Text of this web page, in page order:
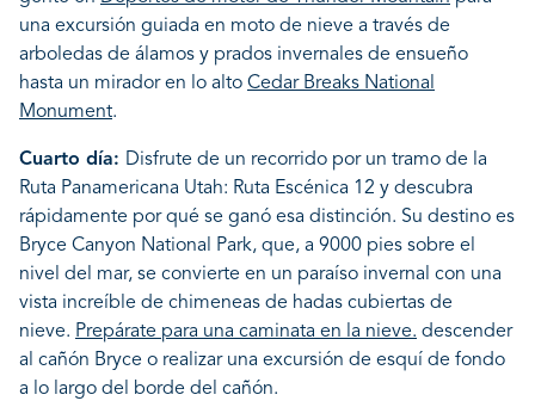
una excursión guiada en moto de nieve a través de
arboledas de álamos y prados invernales de ensueño
hasta un mirador en lo alto Cedar Breaks National
Monument.
Cuarto día: Disfrute de un recorrido por un tramo de la
Ruta Panamericana Utah: Ruta Escénica 12 y descubra
rápidamente por qué se ganó esa distinción. Su destino es
Bryce Canyon National Park, que, a 9000 pies sobre el
nivel del mar, se convierte en un paraíso invernal con una
vista increíble de chimeneas de hadas cubiertas de
nieve. Prepárate para una caminata en la nieve. descender
al cañón Bryce o realizar una excursión de esquí de fondo
a lo largo del borde del cañón.